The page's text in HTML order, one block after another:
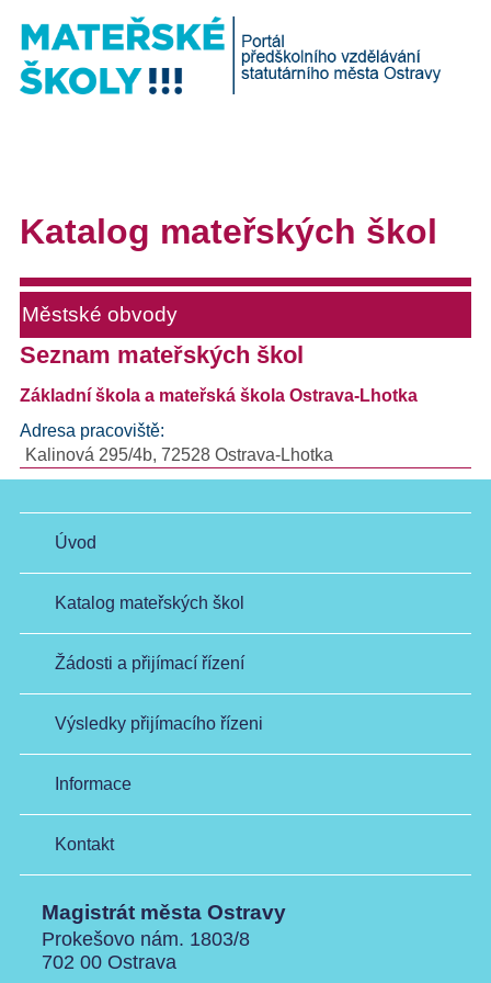
Katalog mateřských škol
Městské obvody
Seznam mateřských škol
Základní škola a mateřská škola Ostrava-Lhotka
Adresa pracoviště:
Kalinová 295/4b, 72528 Ostrava-Lhotka
Úvod
Katalog mateřských škol
Žádosti a přijímací řízení
Výsledky přijímacího řízeni
Informace
Kontakt
Magistrát města Ostravy
Prokešovo nám. 1803/8
702 00 Ostrava